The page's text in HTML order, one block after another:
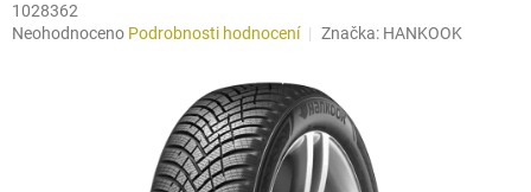
1028362
Průměrné
Neohodnoceno Podrobnosti hodnocení Značka: HANKOOK